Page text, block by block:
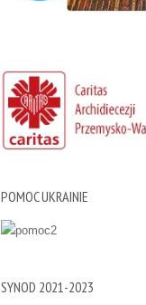
POMOC UKRAINIE
SYNOD 2021-2023